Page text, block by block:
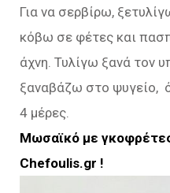
Για να σερβίρω,
κόβω σε φέτες και
άχνη. Τυλίγω ξανά τον
ξαναβάζω στο ψυγείο,
4 μέρες.
Μωσαϊκό με
Chefoulis.gr !